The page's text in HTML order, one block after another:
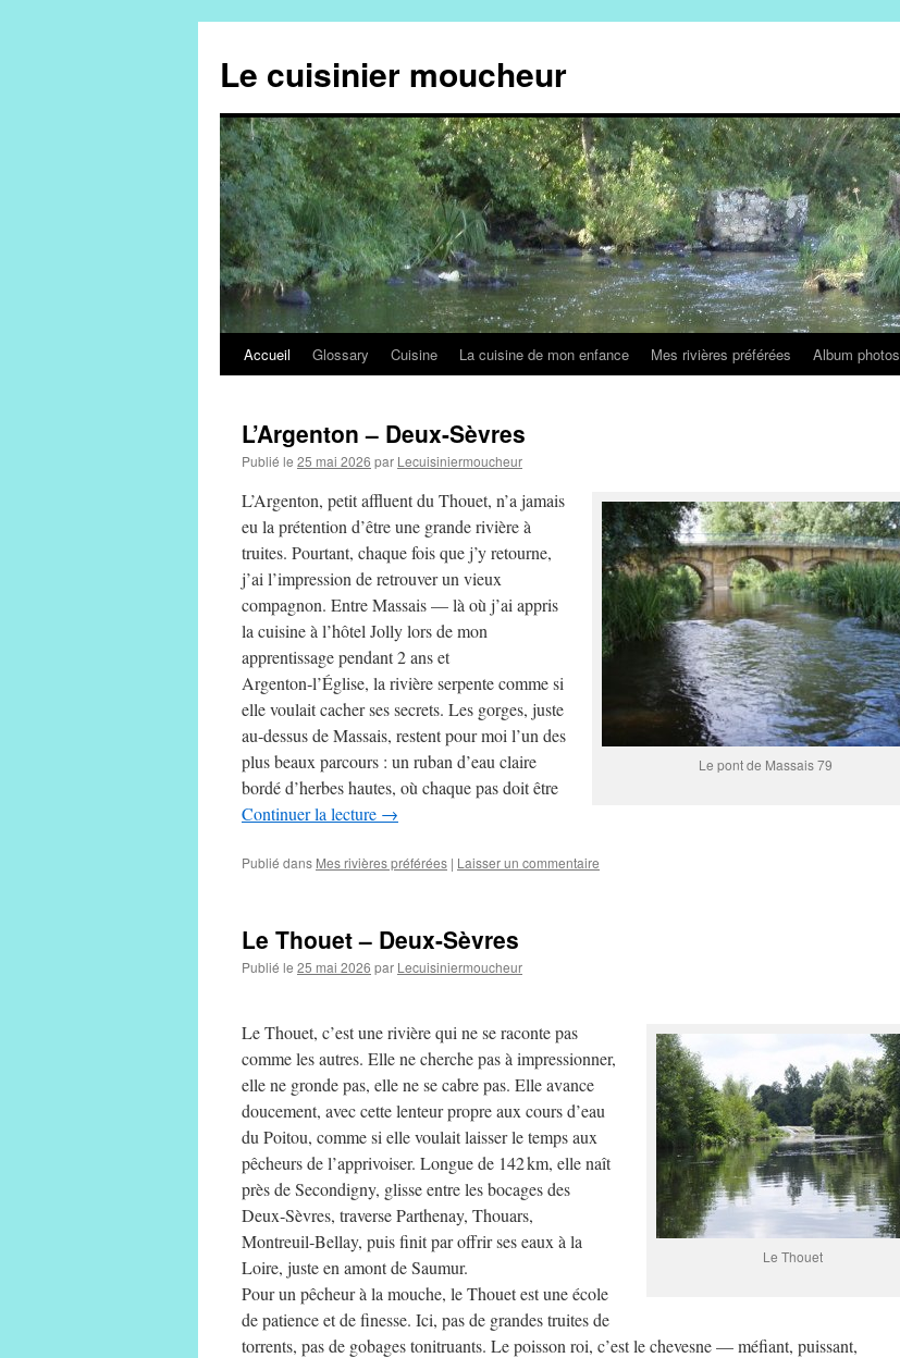
contenu
Le cuisinier moucheur
Accueil Glossary Cuisine La cuisine de mon enfance Mes rivières préférées Album photos
L’Argenton – Deux-Sèvres
Publié le 25 mai 2026 par Lecuisiniermoucheur
Le pont de Massais 79
L’Argenton, petit affluent du Thouet, n’a jamais
eu la prétention d’être une grande rivière à
truites. Pourtant, chaque fois que j’y retourne,
j’ai l’impression de retrouver un vieux
compagnon. Entre Massais — là où j’ai appris
la cuisine à l’hôtel Jolly lors de mon
apprentissage pendant 2 ans et
Argenton‑l’Église, la rivière serpente comme si
elle voulait cacher ses secrets. Les gorges, juste
au‑dessus de Massais, restent pour moi l’un des
plus beaux parcours : un ruban d’eau claire
bordé d’herbes hautes, où chaque pas doit être
Continuer la lecture →
Publié dans Mes rivières préférées | Laisser un commentaire
Le Thouet – Deux-Sèvres
Publié le 25 mai 2026 par Lecuisiniermoucheur
Le Thouet
Le Thouet, c’est une rivière qui ne se raconte pas
comme les autres. Elle ne cherche pas à impressionner,
elle ne gronde pas, elle ne se cabre pas. Elle avance
doucement, avec cette lenteur propre aux cours d’eau
du Poitou, comme si elle voulait laisser le temps aux
pêcheurs de l’apprivoiser. Longue de 142 km, elle naît
près de Secondigny, glisse entre les bocages des
Deux‑Sèvres, traverse Parthenay, Thouars,
Montreuil‑Bellay, puis finit par offrir ses eaux à la
Loire, juste en amont de Saumur.
Pour un pêcheur à la mouche, le Thouet est une école
de patience et de finesse. Ici, pas de grandes truites de
torrents, pas de gobages tonitruants. Le poisson roi, c’est le chevesne — méfiant, puissant,